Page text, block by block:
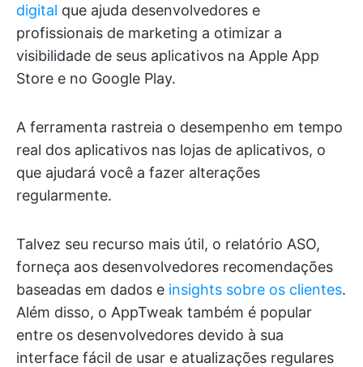
digital que ajuda desenvolvedores e
profissionais de marketing a otimizar a
visibilidade de seus aplicativos na Apple App
Store e no Google Play.
A ferramenta rastreia o desempenho em tempo
real dos aplicativos nas lojas de aplicativos, o
que ajudará você a fazer alterações
regularmente.
Talvez seu recurso mais útil, o relatório ASO,
forneça aos desenvolvedores recomendações
baseadas em dados e insights sobre os clientes.
Além disso, o AppTweak também é popular
entre os desenvolvedores devido à sua
interface fácil de usar e atualizações regulares